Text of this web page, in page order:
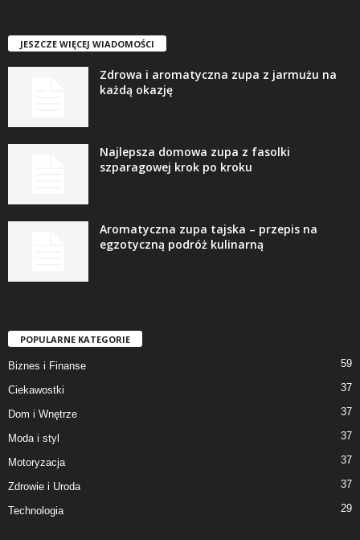
JESZCZE WIĘCEJ WIADOMOŚCI
Zdrowa i aromatyczna zupa z jarmużu na
każdą okazję
Najlepsza domowa zupa z fasolki
szparagowej krok po kroku
Aromatyczna zupa tajska – przepis na
egzotyczną podróż kulinarną
POPULARNE KATEGORIE
Biznes i Finanse 59
Ciekawostki 37
Dom i Wnętrze 37
Moda i styl 37
Motoryzacja 37
Zdrowie i Uroda 37
Technologia 29